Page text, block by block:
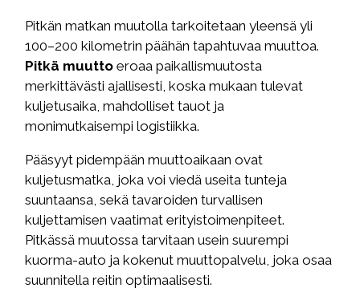
Pitkän matkan muutolla tarkoitetaan yleensä yli
100–200 kilometrin päähän tapahtuvaa muuttoa.
Pitkä muutto eroaa paikallismuutosta
merkittävästi ajallisesti, koska mukaan tulevat
kuljetusaika, mahdolliset tauot ja
monimutkaisempi logistiikka.
Pääsyyt pidempään muuttoaikaan ovat
kuljetusmatka, joka voi viedä useita tunteja
suuntaansa, sekä tavaroiden turvallisen
kuljettamisen vaatimat erityistoimenpiteet.
Pitkässä muutossa tarvitaan usein suurempi
kuorma-auto ja kokenut muuttopalvelu, joka osaa
suunnitella reitin optimaalisesti.